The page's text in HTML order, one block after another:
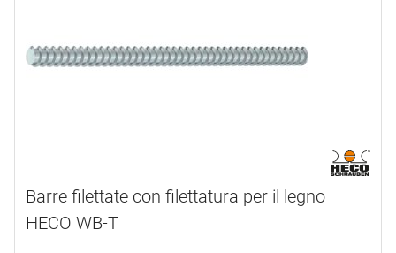
Barre filettate con filettatura per il legno
HECO WB-T